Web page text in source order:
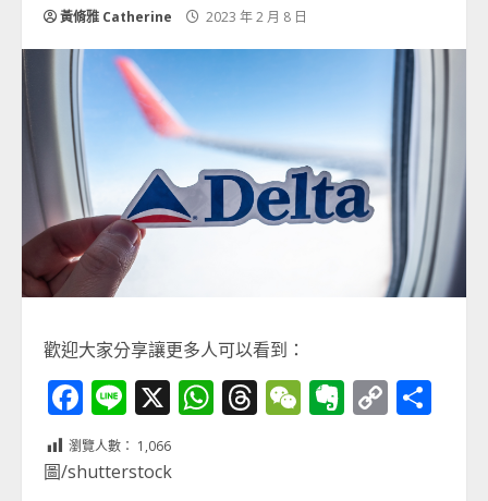
黃脩雅 Catherine 2023 年 2 月 8 日
歡迎大家分享讓更多人可以看到：
Facebook
Line
X WhatsApp
Threads
WeChat
Evernote
Copy
瀏覽人數： 1,066
圖/shutterstock